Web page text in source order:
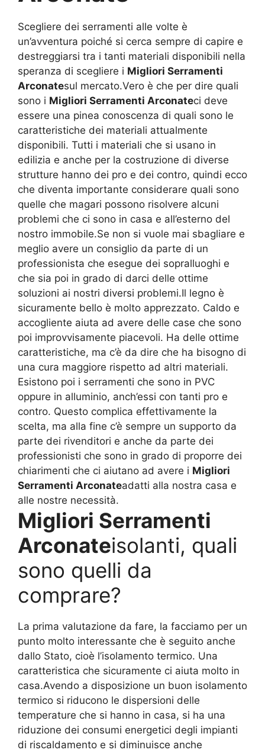
Scegliere dei serramenti alle volte è
un’avventura poiché si cerca sempre di capire e
destreggiarsi tra i tanti materiali disponibili nella
speranza di scegliere i Migliori Serramenti
Arconatesul mercato.Vero è che per dire quali
sono i Migliori Serramenti Arconateci deve
essere una pinea conoscenza di quali sono le
caratteristiche dei materiali attualmente
disponibili. Tutti i materiali che si usano in
edilizia e anche per la costruzione di diverse
strutture hanno dei pro e dei contro, quindi ecco
che diventa importante considerare quali sono
quelle che magari possono risolvere alcuni
problemi che ci sono in casa e all’esterno del
nostro immobile.Se non si vuole mai sbagliare e
meglio avere un consiglio da parte di un
professionista che esegue dei sopralluoghi e
che sia poi in grado di darci delle ottime
soluzioni ai nostri diversi problemi.Il legno è
sicuramente bello è molto apprezzato. Caldo e
accogliente aiuta ad avere delle case che sono
poi improvvisamente piacevoli. Ha delle ottime
caratteristiche, ma c’è da dire che ha bisogno di
una cura maggiore rispetto ad altri materiali.
Esistono poi i serramenti che sono in PVC
oppure in alluminio, anch’essi con tanti pro e
contro. Questo complica effettivamente la
scelta, ma alla fine c’è sempre un supporto da
parte dei rivenditori e anche da parte dei
professionisti che sono in grado di proporre dei
chiarimenti che ci aiutano ad avere i Migliori
Serramenti Arconateadatti alla nostra casa e
alle nostre necessità.
Migliori Serramenti
Arconateisolanti, quali
sono quelli da
comprare?
La prima valutazione da fare, la facciamo per un
punto molto interessante che è seguito anche
dallo Stato, cioè l’isolamento termico. Una
caratteristica che sicuramente ci aiuta molto in
casa.Avendo a disposizione un buon isolamento
termico si riducono le dispersioni delle
temperature che si hanno in casa, si ha una
riduzione dei consumi energetici degli impianti
di riscaldamento e si diminuisce anche